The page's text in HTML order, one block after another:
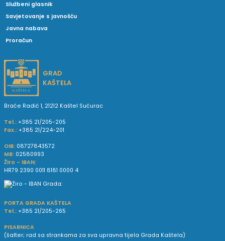
Službeni glasnik
Savjetovanje s javnošću
Javna nabava
Proračun
GRAD
KAŠTELA
Braće Radić 1, 21212 Kaštel Sućurac
Tel.: +385 21/205-205
Fax.: +385 21/224-201
OIB: 08727843572
MB: 02580993
Žiro - IBAN:
HR79 2390 0011 8181 0000 4
PORTA GRADA KAŠTELA
Tel.: +385 21/205-265
PISARNICA
(šalter; rad sa strankama za sva upravna tijela Grada Kaštela)